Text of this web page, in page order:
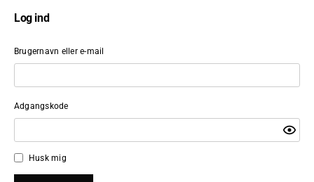
Log ind
Brugernavn eller e-mail
Adgangskode
Husk mig